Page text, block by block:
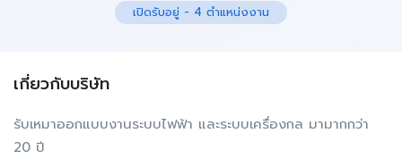
เปิดรับอยู่ - 4 ตำแหน่งงาน
เกี่ยวกับบริษัท
รับเหมาออกแบบงานระบบไฟฟ้า และระบบเครื่องกล มามากกว่า
20 ปี